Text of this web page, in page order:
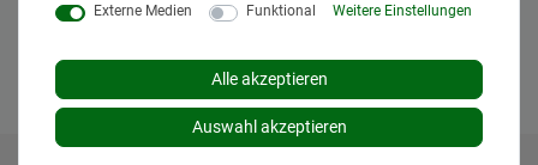
Artikel anzeigen
Externe Medien Funktional Weitere Einstellungen
Alle akzeptieren
Auswahl akzeptieren